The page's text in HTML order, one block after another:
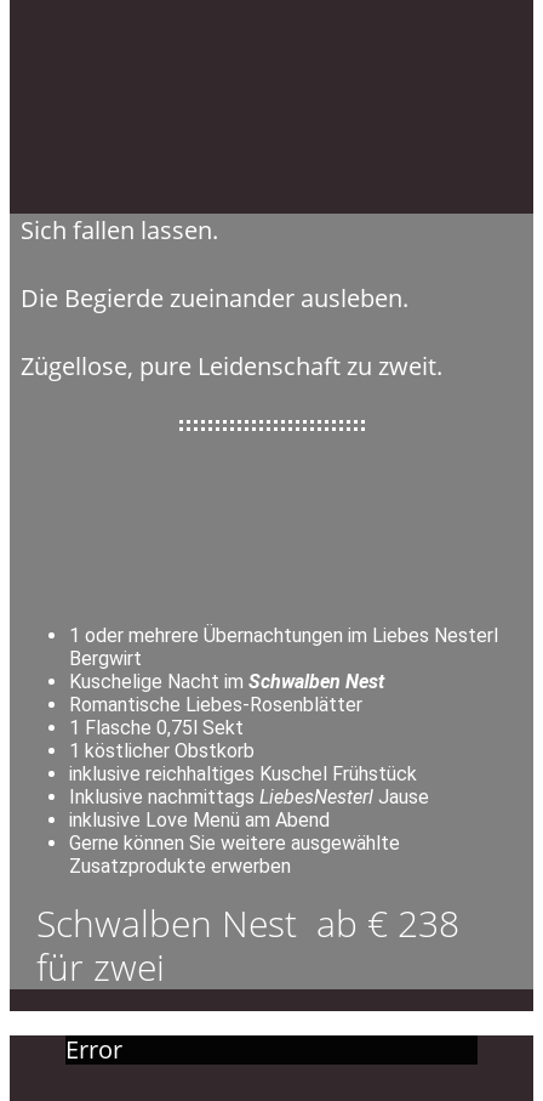
Sich fallen lassen.
Die Begierde zueinander ausleben.
Zügellose, pure Leidenschaft zu zweit.
1 oder mehrere Übernachtungen im Liebes Nesterl
Bergwirt
Kuschelige Nacht im Schwalben Nest
Romantische Liebes-Rosenblätter
1 Flasche 0,75l Sekt
1 köstlicher Obstkorb
inklusive reichhaltiges Kuschel Frühstück
Inklusive nachmittags LiebesNesterl Jause
inklusive Love Menü am Abend
Gerne können Sie weitere ausgewählte
Zusatzprodukte erwerben
Schwalben Nest ab € 238
für zwei
Error